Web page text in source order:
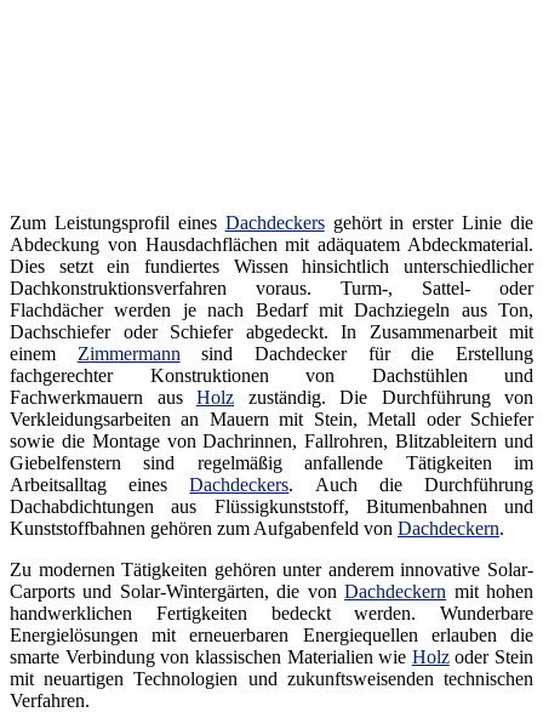
Zum Leistungsprofil eines Dachdeckersgehört in erster Linie die
Abdeckung von Hausdachflächen mit adäquatem Abdeckmaterial.
Dies setzt ein fundiertes Wissen hinsichtlich unterschiedlicher
Dachkonstruktionsverfahren voraus. Turm-, Sattel- oder
Flachdächer werden je nach Bedarf mit Dachziegeln aus Ton,
Dachschiefer oder Schiefer abgedeckt. In Zusammenarbeit mit
einem Zimmermann sind Dachdecker für die Erstellung
fachgerechter Konstruktionen von Dachstühlen und
Fachwerkmauern aus Holz zuständig. Die Durchführung von
Verkleidungsarbeiten an Mauern mit Stein, Metall oder Schiefer
sowie die Montage von Dachrinnen, Fallrohren, Blitzableitern und
Giebelfenstern sind regelmäßig anfallende Tätigkeiten im
Arbeitsalltag einesDachdeckers. Auch die Durchführung
Dachabdichtungen aus Flüssigkunststoff, Bitumenbahnen und
Kunststoffbahnen gehören zum Aufgabenfeld von Dachdeckern.
Zu modernen Tätigkeiten gehören unter anderem innovative Solar-
Carports und Solar-Wintergärten, die vonDachdeckern mit hohen
handwerklichen Fertigkeiten bedeckt werden. Wunderbare
Energielösungen mit erneuerbaren Energiequellen erlauben die
smarte Verbindung von klassischen Materialien wie Holzoder Stein
mit neuartigen Technologien und zukunftsweisenden technischen
Verfahren.